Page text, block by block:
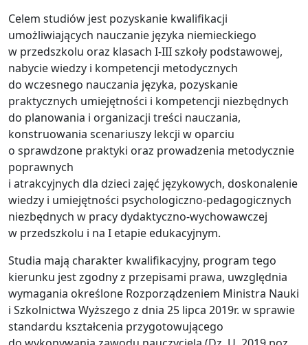
Celem studiów jest pozyskanie kwalifikacji
umożliwiających nauczanie języka niemieckiego
w przedszkolu oraz klasach I-III szkoły podstawowej,
nabycie wiedzy i kompetencji metodycznych
do wczesnego nauczania języka, pozyskanie
praktycznych umiejętności i kompetencji niezbędnych
do planowania i organizacji treści nauczania,
konstruowania scenariuszy lekcji w oparciu
o sprawdzone praktyki oraz prowadzenia metodycznie
poprawnych
i atrakcyjnych dla dzieci zajęć językowych, doskonalenie
wiedzy i umiejętności psychologiczno-pedagogicznych
niezbędnych w pracy dydaktyczno-wychowawczej
w przedszkolu i na I etapie edukacyjnym.
Studia mają charakter kwalifikacyjny, program tego
kierunku jest zgodny z przepisami prawa, uwzględnia
wymagania określone Rozporządzeniem Ministra Nauki
i Szkolnictwa Wyższego z dnia 25 lipca 2019r. w sprawie
standardu kształcenia przygotowującego